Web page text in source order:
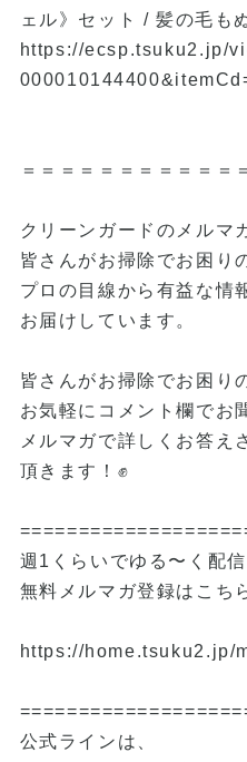
ェル》セット / 髪の毛も
https://ecsp.tsuku2.jp/
＝＝＝＝＝＝＝＝＝＝＝
クリーンガードのメルマ
皆さんがお掃除でお困り
プロの目線から有益な情
お届けしています。
皆さんがお掃除でお困り
お気軽にコメント欄でお
メルマガで詳しくお答え
頂きます！✊
週1くらいでゆる〜く配信
無料メルマガ登録はこち
https://home.tsuku2.jp/
公式ラインは、